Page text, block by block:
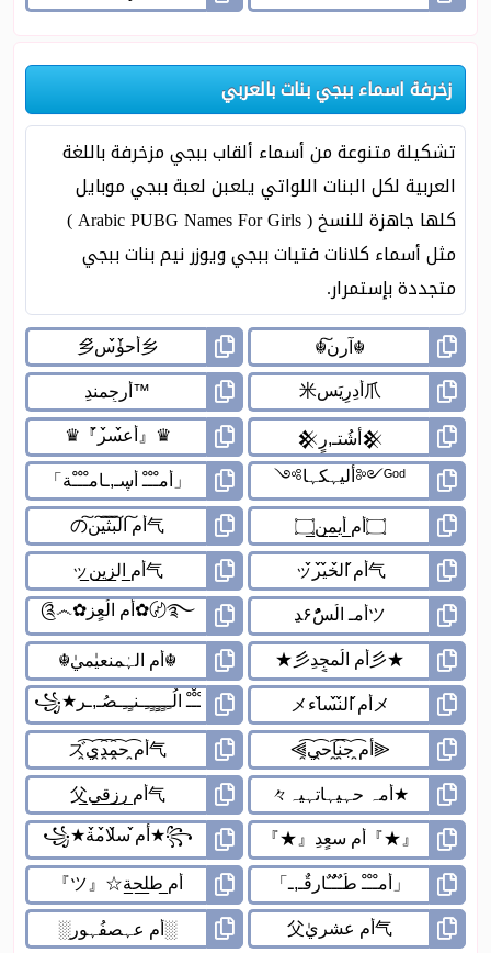
زخرفة اسماء ببجي بنات بالعربي
تشكيلة متنوعة من أسماء ألقاب ببجي مزخرفة باللغة
العربية لكل البنات اللواتي يلعبن لعبة ببجي موبايل
كلها جاهزة للنسخ ( Arabic PUBG Names For Girls )
مثل أسماء كلانات فتيات ببجي ويوزر نيم بنات ببجي
متجددة بإستمرار.